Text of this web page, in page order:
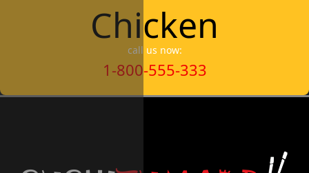
Chicken
call us now:
1-800-555-333